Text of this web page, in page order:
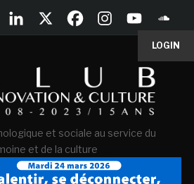
LOGIN
et sociale au service du
et de la culture